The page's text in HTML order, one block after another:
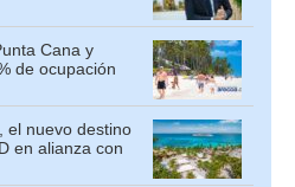
Cana y
de ocupación
el nuevo destino
en alianza con